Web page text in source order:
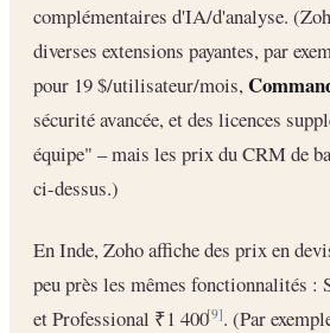
complémentaires d'IA/d'analyse.
diverses extensions payantes, par
pour 19 $/utilisateur/mois,
sécurité avancée, et des licences
équipe" – mais les prix du CRM de
ci-dessus.)
En Inde, Zoho affiche des prix en
peu près les mêmes fonctionnalités :
et Professional ₹1 400[9]. (Par